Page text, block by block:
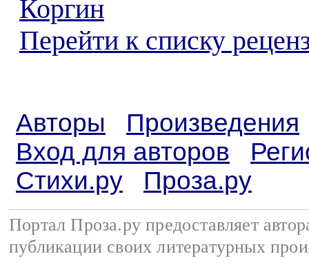
Коргин
Перейти к списку
Авторы
Произведения
Вход для авторов
Стихи.ру
Проза.ру
Портал Проза.ру предоставляет
публикации своих литературных